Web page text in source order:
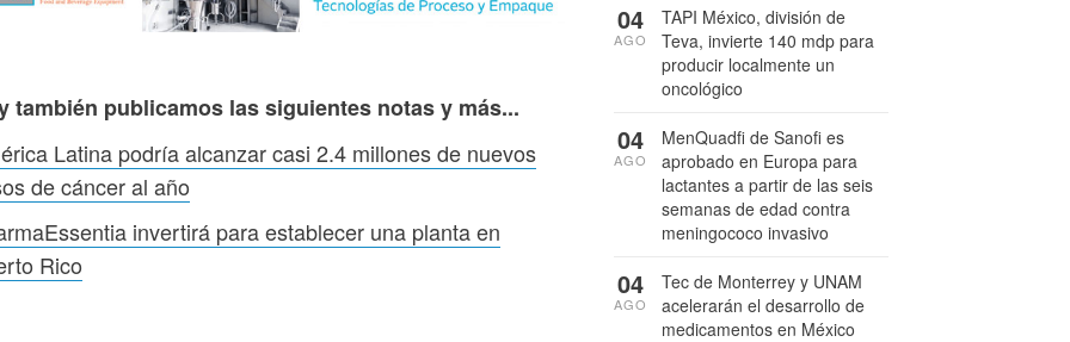
también publicamos las siguientes notas y más...
Latina podría alcanzar casi 2.4 millones de nuevos
de cáncer al año
invertirá para establecer una planta en
Rico
TAPI México, división de
Teva, invierte 140 mdp para
producir localmente un
oncológico
04
AGO
MenQuadfi de Sanofi es
aprobado en Europa para
lactantes a partir de las seis
semanas de edad contra
meningococo invasivo
04
AGO
Tec de Monterrey y UNAM
acelerarán el desarrollo de
medicamentos en México
04
AGO